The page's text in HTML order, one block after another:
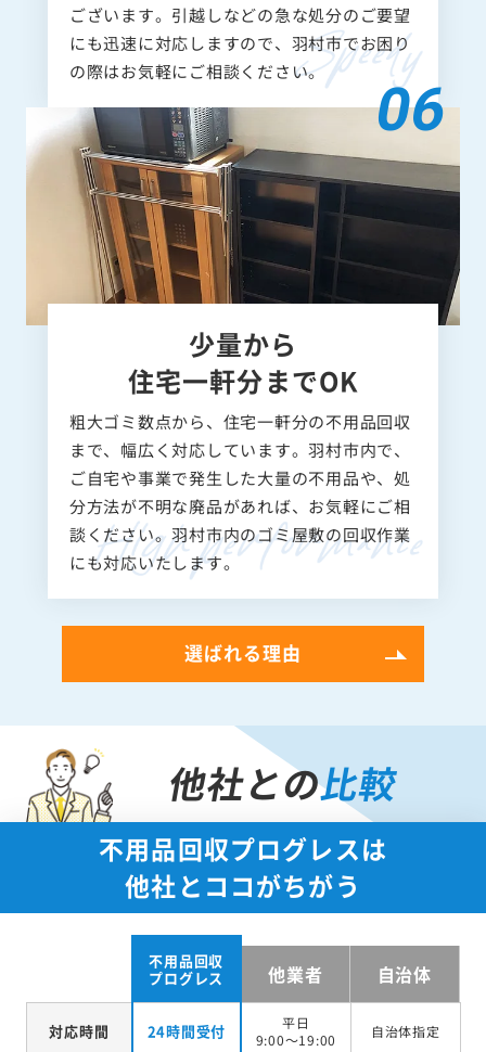
ございます。引越しなどの急な処分のご要望
にも迅速に対応しますので、羽村市でお困り
の際はお気軽にご相談ください。
少量から
住宅一軒分までOK
粗大ゴミ数点から、住宅一軒分の不用品回収
まで、幅広く対応しています。羽村市内で、
ご自宅や事業で発生した大量の不用品や、処
分方法が不明な廃品があれば、お気軽にご相
談ください。羽村市内のゴミ屋敷の回収作業
にも対応いたします。
選ばれる理由
他社との比較
不用品回収プログレスは
他社とココがちがう
不用品回収
プログレス
他業者 自治体
対応時間 24時間受付
平日
9:00～19:00
自治体指定